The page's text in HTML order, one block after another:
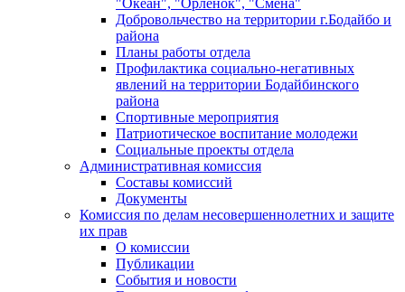
"Океан", "Орленок", "Смена"
Добровольчество на территории г.Бодайбо и
района
Планы работы отдела
Профилактика социально-негативных
явлений на территории Бодайбинского
района
Спортивные мероприятия
Патриотическое воспитание молодежи
Социальные проекты отдела
Административная комиссия
Составы комиссий
Документы
Комиссия по делам несовершеннолетних и защите
их прав
О комиссии
Публикации
События и новости